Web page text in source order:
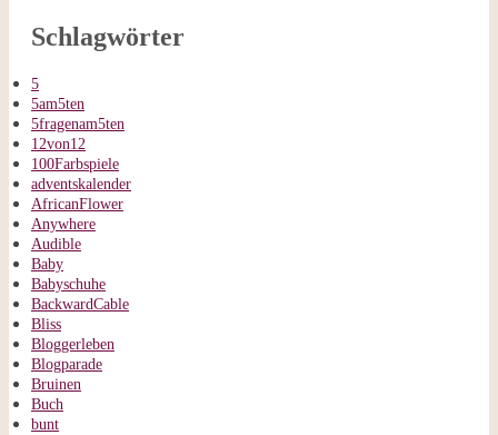
Schlagwörter
5
5am5ten
5fragenam5ten
12von12
100Farbspiele
adventskalender
AfricanFlower
Anywhere
Audible
Baby
Babyschuhe
BackwardCable
Bliss
Bloggerleben
Blogparade
Bruinen
Buch
bunt